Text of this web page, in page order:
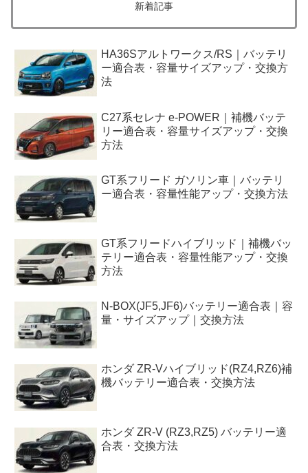
新着記事
HA36Sアルトワークス/RS｜バッテリ
ー適合表・容量サイズアップ・交換方
法
C27系セレナ e-POWER｜補機バッテ
リー適合表・容量サイズアップ・交換
方法
GT系フリード ガソリン車｜バッテリ
ー適合表・容量性能アップ・交換方法
GT系フリードハイブリッド｜補機バッ
テリー適合表・容量性能アップ・交換
方法
N-BOX(JF5,JF6)バッテリー適合表｜容
量・サイズアップ｜交換方法
ホンダ ZR-Vハイブリッド(RZ4,RZ6)補
機バッテリー適合表・交換方法
ホンダ ZR-V (RZ3,RZ5) バッテリー適
合表・交換方法